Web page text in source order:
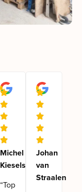
Michel
Kieselstein
“Top
Johan
van
Straalen